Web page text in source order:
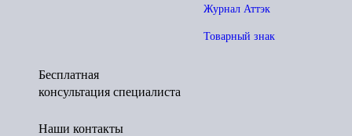
Журнал Аттэк
Товарный знак
Бесплатная
консультация специалиста
Наши контакты